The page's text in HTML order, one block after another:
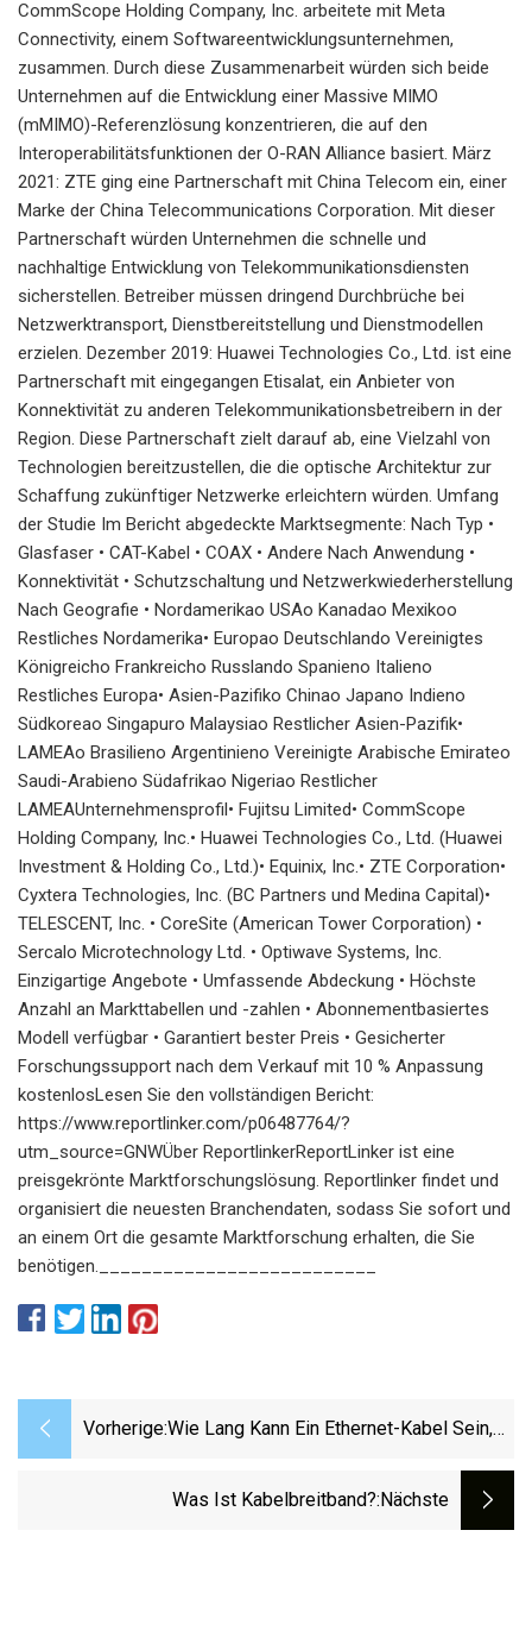
Vorherige:Wie Lang Kann Ein Ethernet-Kabel Sein,
Was Ist Kabelbreitband?:nächste